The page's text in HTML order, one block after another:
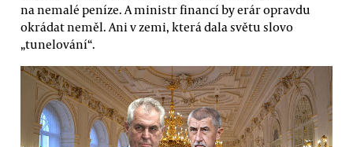
na nemalé peníze. A ministr financí by erár opravdu
okrádat neměl. Ani v zemi, která dala světu slovo
„tunelování“.